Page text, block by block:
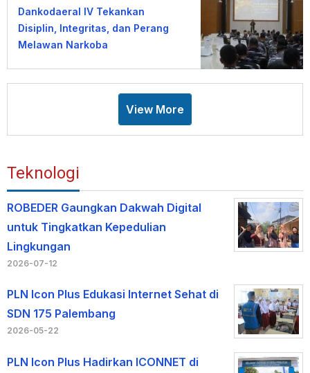
Dankodaeral IV Tekankan
Disiplin, Integritas, dan Perang
Melawan Narkoba
View More
Teknologi
ROBEDER Gaungkan Dakwah Digital
untuk Tingkatkan Kepedulian
Lingkungan
2026-07-12
PLN Icon Plus Edukasi Internet Sehat di
SDN 175 Palembang
2026-05-22
PLN Icon Plus Hadirkan ICONNET di